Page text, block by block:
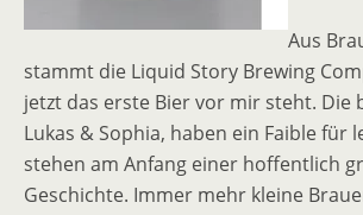
Aus
stammt die Liquid Story Brewing
jetzt das erste Bier vor mir steht. Die
Lukas & Sophia, haben ein Faible für
stehen am Anfang einer hoffentlich
Geschichte. Immer mehr kleine